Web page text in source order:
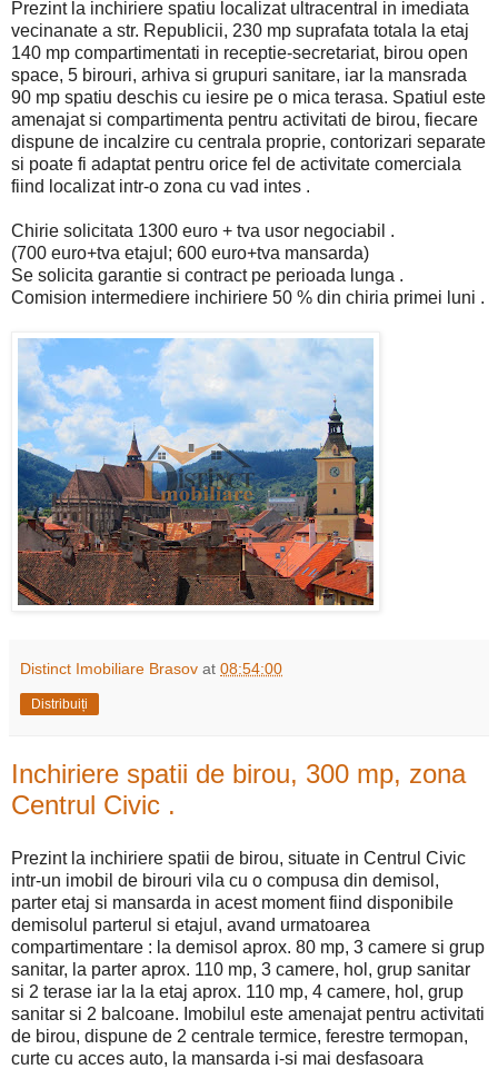
Prezint la inchiriere spatiu localizat ultracentral in imediata
vecinanate a str. Republicii, 230 mp suprafata totala la etaj
140 mp compartimentati in receptie-secretariat, birou open
space, 5 birouri, arhiva si grupuri sanitare, iar la mansrada
90 mp spatiu deschis cu iesire pe o mica terasa. Spatiul este
amenajat si compartimenta pentru activitati de birou, fiecare
dispune de incalzire cu centrala proprie, contorizari separate
si poate fi adaptat pentru orice fel de activitate comerciala
fiind localizat intr-o zona cu vad intes .
Chirie solicitata 1300 euro + tva usor negociabil .
(700 euro+tva etajul; 600 euro+tva mansarda)
Se solicita garantie si contract pe perioada lunga .
Comision intermediere inchiriere 50 % din chiria primei luni .
Distinct Imobiliare Brasov at 08:54:00
Distribuiți
Inchiriere spatii de birou, 300 mp, zona
Centrul Civic .
Prezint la inchiriere spatii de birou, situate in Centrul Civic
intr-un imobil de birouri vila cu o compusa din demisol,
parter etaj si mansarda in acest moment fiind disponibile
demisolul parterul si etajul, avand urmatoarea
compartimentare : la demisol aprox. 80 mp, 3 camere si grup
sanitar, la parter aprox. 110 mp, 3 camere, hol, grup sanitar
si 2 terase iar la la etaj aprox. 110 mp, 4 camere, hol, grup
sanitar si 2 balcoane. Imobilul este amenajat pentru activitati
de birou, dispune de 2 centrale termice, ferestre termopan,
curte cu acces auto, la mansarda i-si mai desfasoara